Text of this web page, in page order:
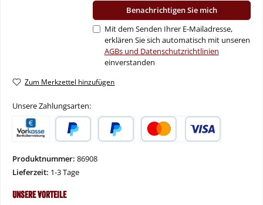
Benachrichtigen Sie mich
Mit dem Senden Ihrer E-Mailadresse,
erklären Sie sich automatisch mit unseren
AGBs und Datenschutzrichtlinien
einverstanden
Zum Merkzettel hinzufügen
Unsere Zahlungsarten:
Produktnummer: 86908
Lieferzeit: 1-3 Tage
Unsere Vorteile